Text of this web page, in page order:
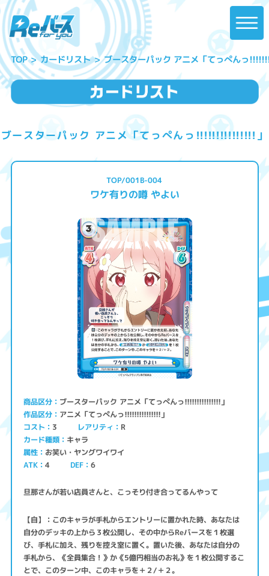
TOP カードリスト ブースターパック アニメ「てっぺんっ
ブースターパック アニメ「てっぺんっ!!!!!!!!!!!!!!!」
TOP/001B-004
ワケ有りの噂 やよい
商品区分 ブースターパック アニメ「てっぺんっ!!!!!!!!!!!!!!!」
作品区分 アニメ「てっぺんっ!!!!!!!!!!!!!!!」
コスト 3 レアリティ R
カード種類 キャラ
属性 お笑い・ヤングワイワイ
ATK 4 DEF 6
旦那さんが若い店員さんと、こっそり付き合ってるんやって
【自】：このキャラが手札からエントリーに置かれた時、あなたは
自分のデッキの上から３枚公開し、その中からReバースを１枚選
び、手札に加え、残りを控え室に置く。置いた後、あなたは自分の
手札から、《全員集合！》か《5億円相当のお礼》を１枚公開するこ
とで、このターン中、このキャラを＋２/＋２。